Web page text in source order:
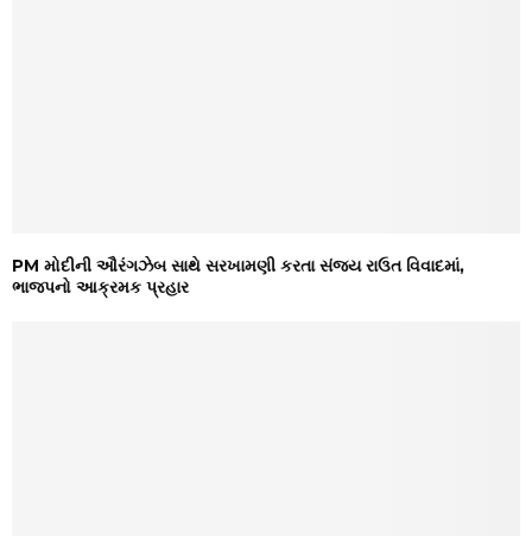
PM મોદીની ઔરંગઝેબ સાથે સરખામણી કરતા સંજય રાઉત વિવાદમાં,
ભાજપનો આક્રમક પ્રહાર